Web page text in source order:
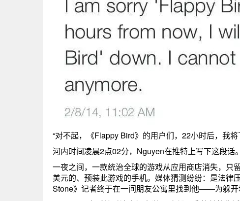
“对不起，《Flappy Bird》的用户们，22小时后，我
河内时间凌晨2点02分，Nguyen在推特上写下这段话
一夜之间，一款统治全球的游戏从应用商店消失，只
美元的、预装此游戏的手机。媒体猜测纷纷：是法
Stone》记者终于在一间朋友公寓里找到他——为躲开